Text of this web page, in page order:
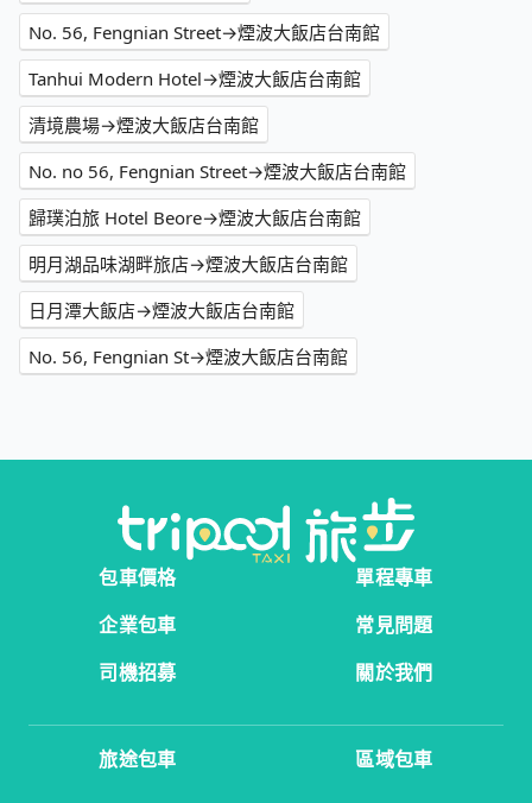
No. 56, Fengnian Street→煙波大飯店台南館
Tanhui Modern Hotel→煙波大飯店台南館
清境農場→煙波大飯店台南館
No. no 56, Fengnian Street→煙波大飯店台南館
歸璞泊旅 Hotel Beore→煙波大飯店台南館
明月湖品味湖畔旅店→煙波大飯店台南館
日月潭大飯店→煙波大飯店台南館
No. 56, Fengnian St→煙波大飯店台南館
包車價格
單程專車
企業包車
常見問題
司機招募
關於我們
旅途包車 區域包車